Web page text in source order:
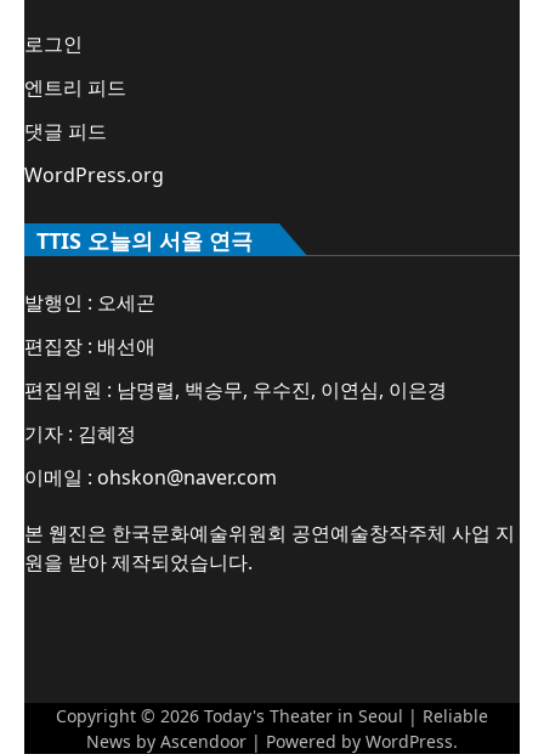
로그인
엔트리 피드
댓글 피드
WordPress.org
TTIS 오늘의 서울 연극
발행인 : 오세곤
편집장 : 배선애
편집위원 : 남명렬, 백승무, 우수진, 이연심, 이은경
기자 : 김혜정
이메일 : ohskon@naver.com
본 웹진은 한국문화예술위원회 공연예술창작주체 사업 지
원을 받아 제작되었습니다.
Copyright © 2026 Today's Theater in Seoul | Reliable
News by Ascendoor | Powered by WordPress.